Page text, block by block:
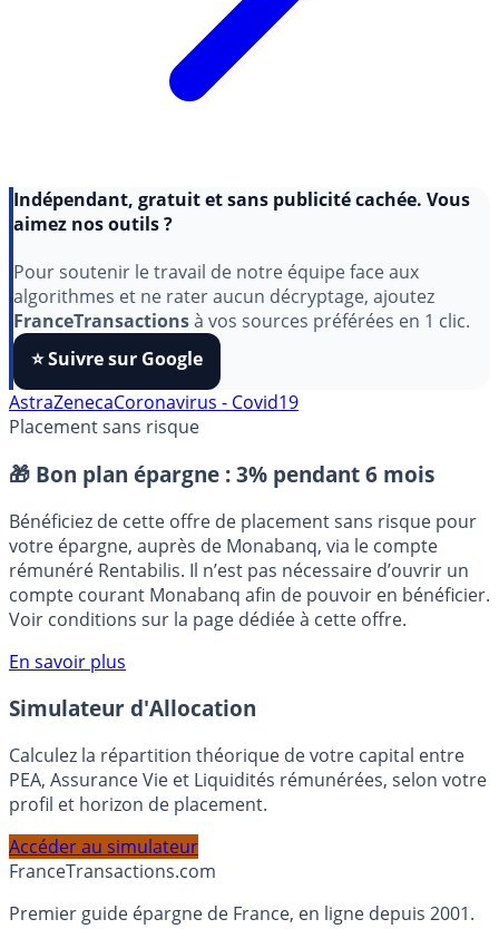
Indépendant, gratuit et sans publicité cachée. Vous
Pour soutenir le travail de notre équipe face aux
algorithmes et ne rater aucun décryptage, ajoutez
FranceTransactionsà vos sources préférées en 1 clic.
⭐️ Suivre sur Google
AstraZenecaCoronavirus - Covid19
Placement sans risque
🎁 Bon plan épargne : 3% pendant 6 mois
Bénéficiez de cette offre de placement sans risque pour
votre épargne, auprès de Monabanq, via le compte
rémunéré Rentabilis. Il n’est pas nécessaire d’ouvrir un
compte courant Monabanq afin de pouvoir en bénéficier.
Voir conditions sur la page dédiée à cette offre.
En savoir plus
Simulateur d'Allocation
Calculez la répartition théorique de votre capital entre
PEA, Assurance Vie et Liquidités rémunérées, selon votre
profil et horizon de placement.
Accéder au simulateur
FranceTransactions.com